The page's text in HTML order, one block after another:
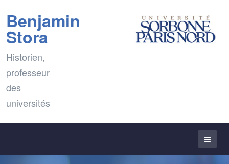
Benjamin
Stora
Historien,
professeur
des
universités